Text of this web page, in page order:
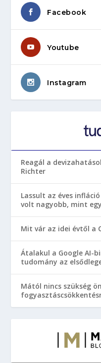
Facebook
Youtube
Instagram
Reagál a
Richter
Lassult az éves
volt nagyobb, mint
Mit vár az idei évtől a
Átalakul a Google AI-
tudomány az
Mától nincs szükség